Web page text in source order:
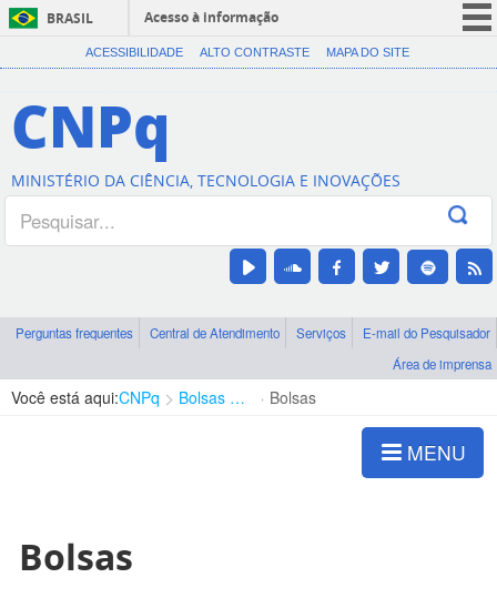
BRASIL
Acesso à informação
CORONAVÍRUS (COVID-19)
Canais
ACESSIBILIDADE ALTO CONTRASTE MAPA DO SITE
CNPq
MINISTÉRIO DA CIÊNCIA, TECNOLOGIA E INOVAÇÕES
Perguntas frequentes Central de Atendimento Serviços
E-mail do Pesquisador
Área de imprensa
Você está aqui:CNPq Bolsas e Auxílios Vigentes Bolsas
MENU
Bolsas